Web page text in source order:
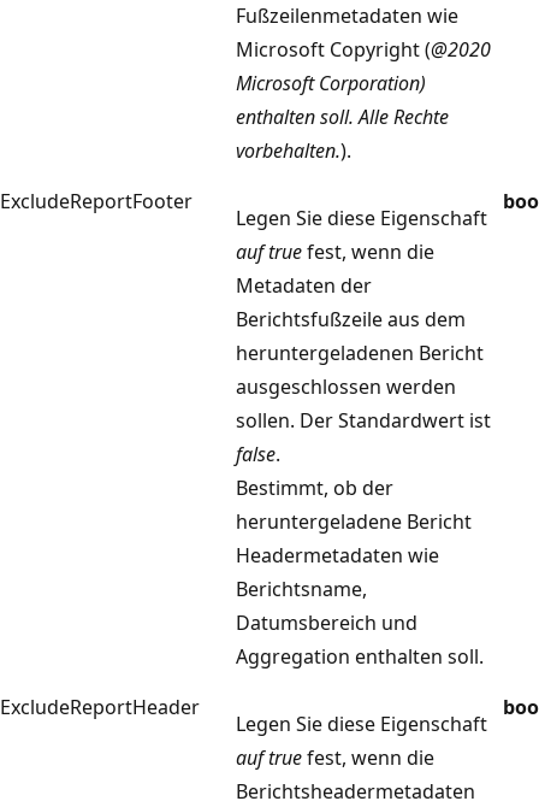
ExcludeReportFooter
Fußzeilenmetadaten wie
Microsoft Copyright (@2020
Microsoft Corporation)
enthalten soll. Alle Rechte
vorbehalten.).
Legen Sie diese Eigenschaft
auf truefest, wenn die
Metadaten der
Berichtsfußzeile aus dem
heruntergeladenen Bericht
ausgeschlossen werden
sollen. Der Standardwert ist
false.
ExcludeReportHeader
Bestimmt, ob der
heruntergeladene Bericht
Headermetadaten wie
Berichtsname,
Datumsbereich und
Aggregation enthalten soll.
Legen Sie diese Eigenschaft
auf truefest, wenn die
Berichtsheadermetadaten